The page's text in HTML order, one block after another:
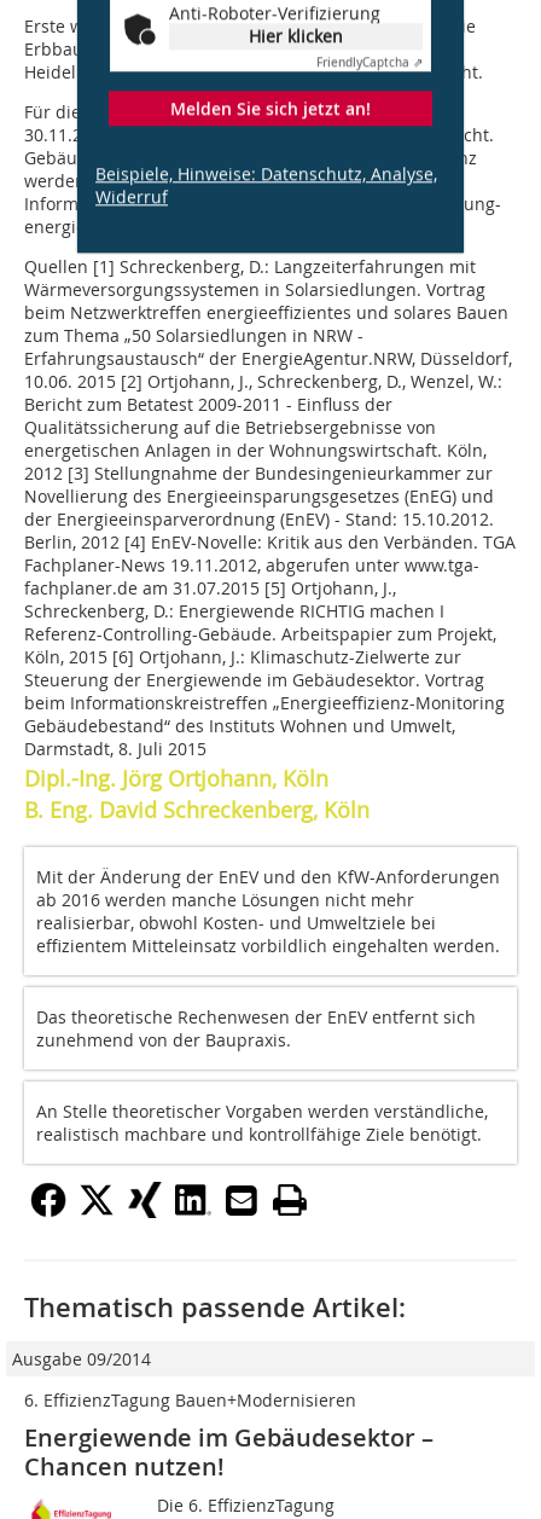
Erste wohnungswirtschaftliche Gebäude sind durch die
Erbbauverein Köln eG, die GEWOG Porz eG, die GGH
Heidelberg mbH und die GWG Schwerte eG eingebracht.
Für die erste Etappe des Projektes werden bis zum
30.11.2015 noch ca. 100 geeigneteWohngebäude gesucht.
Gebäude-Anmeldungen an die Stiftung Energieeffizienz
werden bis Ende 2015 auf ihre Eignung geprüft.
Informationen zum Projekt finden sich unter www.stiftung-
energieeffizienz.org
Quellen [1] Schreckenberg, D.: Langzeiterfahrungen mit
Wärmeversorgungssystemen in Solarsiedlungen. Vortrag
beim Netzwerktreffen energieeffizientes und solares Bauen
zum Thema „50 Solarsiedlungen in NRW -
Erfahrungsaustausch“ der EnergieAgentur.NRW, Düsseldorf,
10.06. 2015 [2] Ortjohann, J., Schreckenberg, D., Wenzel, W.:
Bericht zum Betatest 2009-2011 - Einfluss der
Qualitätssicherung auf die Betriebsergebnisse von
energetischen Anlagen in der Wohnungswirtschaft. Köln,
2012 [3] Stellungnahme der Bundesingenieurkammer zur
Novellierung des Energieeinsparungsgesetzes (EnEG) und
der Energieeinsparverordnung (EnEV) - Stand: 15.10.2012.
Berlin, 2012 [4] EnEV-Novelle: Kritik aus den Verbänden. TGA
Fachplaner-News 19.11.2012, abgerufen unter www.tga-
fachplaner.de am 31.07.2015 [5] Ortjohann, J.,
Schreckenberg, D.: Energiewende RICHTIG machen I
Referenz-Controlling-Gebäude. Arbeitspapier zum Projekt,
Köln, 2015 [6] Ortjohann, J.: Klimaschutz-Zielwerte zur
Steuerung der Energiewende im Gebäudesektor. Vortrag
beim Informationskreistreffen „Energieeffizienz-Monitoring
Gebäudebestand“ des Instituts Wohnen und Umwelt,
Darmstadt, 8. Juli 2015
Dipl.-Ing. Jörg Ortjohann, Köln
B. Eng. David Schreckenberg, Köln
Mit der Änderung der EnEV und den KfW-Anforderungen
ab 2016 werden manche Lösungen nicht mehr
realisierbar, obwohl Kosten- und Umweltziele bei
effizientem Mitteleinsatz vorbildlich eingehalten werden.
Das theoretische Rechenwesen der EnEV entfernt sich
zunehmend von der Baupraxis.
An Stelle theoretischer Vorgaben werden verständliche,
realistisch machbare und kontrollfähige Ziele benötigt.
Anti-Roboter-Verifizierung
Hier klicken
FriendlyCaptcha ⇗
Melden Sie sich jetzt an!
Beispiele, Hinweise: Datenschutz, Analyse,
Widerruf
Thematisch passende Artikel:
Ausgabe 09/2014
6. EffizienzTagung Bauen+Modernisieren
Energiewende im Gebäudesektor –
Chancen nutzen!
Die 6. EffizienzTagung